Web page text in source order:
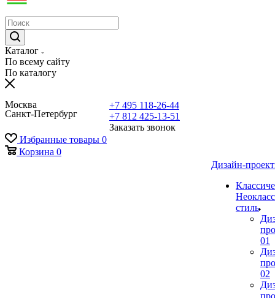
Каталог
По всему сайту
По каталогу
Москва
Санкт-Петербург
+7 495 118-26-44
+7 812 425-13-51
Заказать звонок
Избранные товары 0
Корзина 0
Дизайн-
стиль
01
02